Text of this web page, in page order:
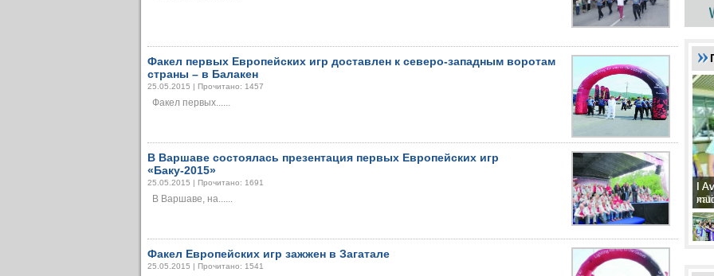
Факел первых Европейских игр доставлен к северо-западным воротам
страны – в Балакен
25.05.2015 | Прочитано: 1457
Факел первых......
В Варшаве состоялась презентация первых Европейских игр
«Баку-2015»
25.05.2015 | Прочитано: 1691
В Варшаве, на......
Факел Европейских игр зажжен в Загатале
25.05.2015 | Прочитано: 1541
II